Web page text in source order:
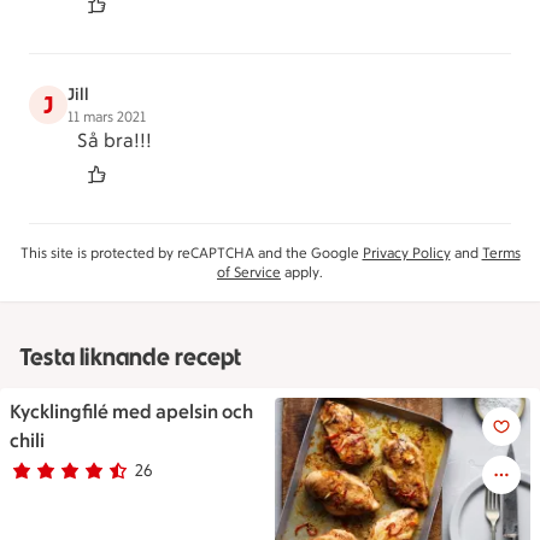
J Jill
11 mars 2021
Så bra!!!
This site is protected by reCAPTCHA and the Google Privacy Policyand Terms
of Service apply.
Testa liknande recept
Kycklingfilé med apelsin och
chili
Betyg 4.1 av 5. 26
26 personer har röstat
Kycklingfilé med apelsin och